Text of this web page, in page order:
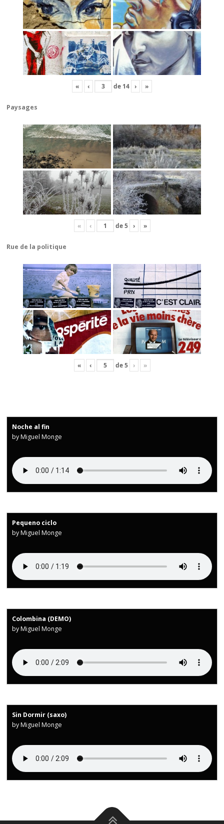
« ‹ de 14 › »
Paysages
« ‹ de5 › »
Rue de la politique
« ‹ de5 › »
Noche al fin
by Miguel Monge
Pequeno ciclo
by Miguel Monge
Colombina (DEMO)
by Miguel Monge
Sin Dormir (saxo)
by Miguel Monge